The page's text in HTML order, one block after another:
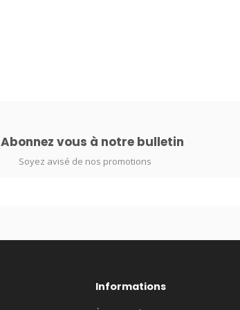
Abonnez vous à notre bulletin
Soyez avisé de nos promotions
Informations